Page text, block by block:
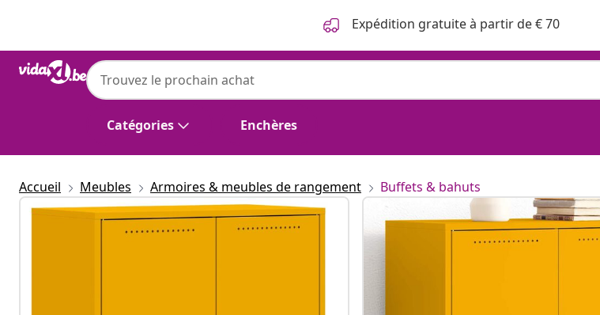
Expédition gratuite à partir de € 70
Catégories Enchères
Accueil Meubles Armoires & meubles de rangement Buffets & bahuts